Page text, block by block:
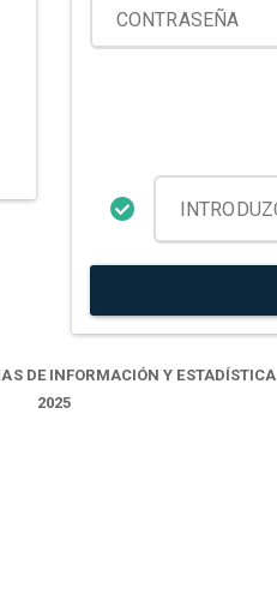
DE INFORMACIÓN Y ESTADÍSTICA
2025